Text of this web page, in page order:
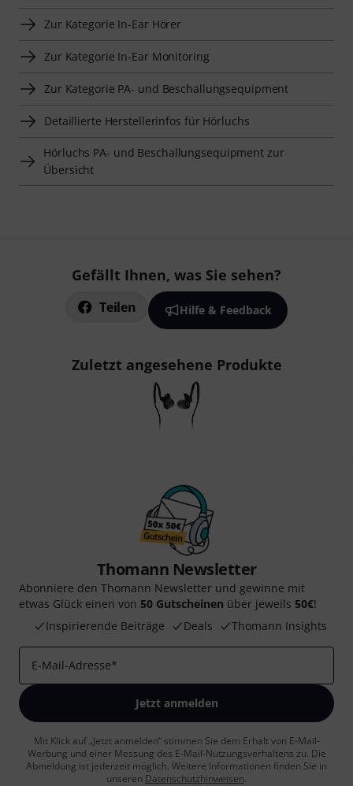
Zur Kategorie In-Ear Hörer
Zur Kategorie In-Ear Monitoring
Zur Kategorie PA- und Beschallungsequipment
Detaillierte Herstellerinfos für Hörluchs
Hörluchs PA- und Beschallungsequipment zur
Übersicht
Gefällt Ihnen, was Sie sehen?
Teilen Hilfe & Feedback
Zuletzt angesehene Produkte
Thomann Newsletter
Abonniere den Thomann Newsletter und gewinne mit
etwas Glück einen von 50 Gutscheinen über jeweils 50€!
Inspirierende Beiträge
Deals Thomann Insights
E-Mail-Adresse*
Jetzt anmelden
Mit Klick auf „Jetzt anmelden“ stimmen Sie dem Erhalt von E-Mail-
Werbung und einer Messung des E-Mail-Nutzungsverhaltens zu. Die
Abmeldung ist jederzeit möglich. Weitere Informationen finden Sie in
unseren Datenschutzhinweisen.